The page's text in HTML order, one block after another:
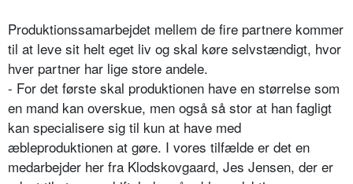
Produktionssamarbejdet mellem de fire partnere kommer
til at leve sit helt eget liv og skal køre selvstændigt, hvor
hver partner har lige store andele.
- For det første skal produktionen have en størrelse som
en mand kan overskue, men også så stor at han fagligt
kan specialisere sig til kun at have med
æbleproduktionen at gøre. I vores tilfælde er det en
medarbejder her fra Klodskovgaard, Jes Jensen, der er